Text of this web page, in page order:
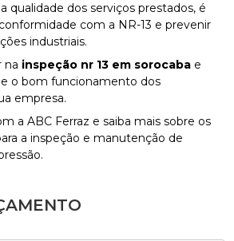
qualidade dos serviços prestados, é
com a NR-13 e prevenir
industriais.
na inspeção nr 13 em sorocaba e
o bom funcionamento dos
empresa.
a ABC Ferraz e saiba mais sobre os
a inspeção e manutenção de